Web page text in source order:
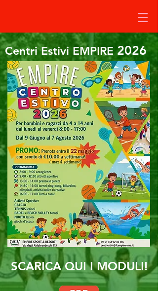
Centri Estivi EMPIRE2026
SCARICA QUI I MODULI!